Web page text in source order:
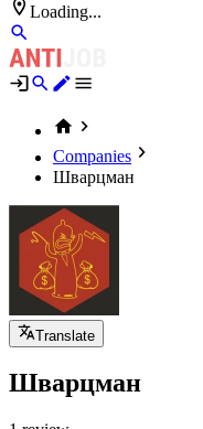
Loading...
Companies
Шварцман
Translate
Шварцман